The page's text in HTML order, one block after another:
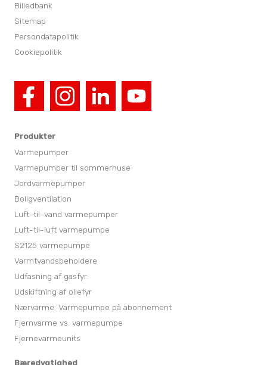
Produkter
Varmepumper
Varmepumper til sommerhuse
Jordvarmepumper
Boligventilation
Luft-til-vand varmepumper
Luft-til-luft varmepumpe
S2125 varmepumpe
Varmtvandsbeholdere
Udfasning af gasfyr
Udskiftning af oliefyr
Nærvarme: Varmepumpe på abonnement
Fjernvarme vs. varmepumpe
Fjernevarmeunits
Bæredygtighed
Billedbank
Sitemap
Persondatapolitik
Cookiepolitik